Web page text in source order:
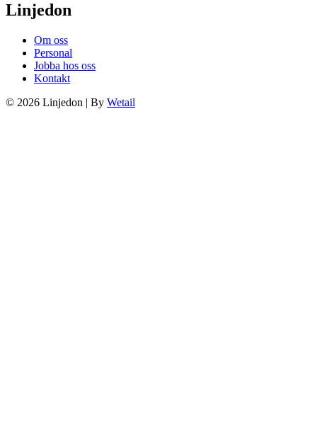
Linjedon
Om oss
Personal
Jobba hos oss
Kontakt
© 2026 Linjedon | By Wetail